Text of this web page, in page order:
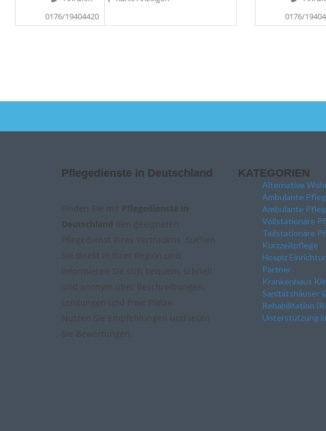
0176/19404420
0176/
Pflegedienste in Deutschland
Finden Sie mit Pflegedienste in
Deutschland den geeigneten
Pflegedienst Ihres Vertrauens. Suchen
Sie direkt in Ihrer Region und
informieren Sie sich bequem, schnell
und anonym über Beschreibungen,
Leistungen und freie Plätze.
Nutzen Sie Empfehlungen und lesen
Sie Bewertungen.
KATEGORIEN
Alternative
Ambulante
Ambulante
Vollstationäre
Teilstationäre
Kurzzeitpflege
Hospiz
Partner
Krankenhaus
Sanitätshäuser
Rehabilitation
Unterstützung